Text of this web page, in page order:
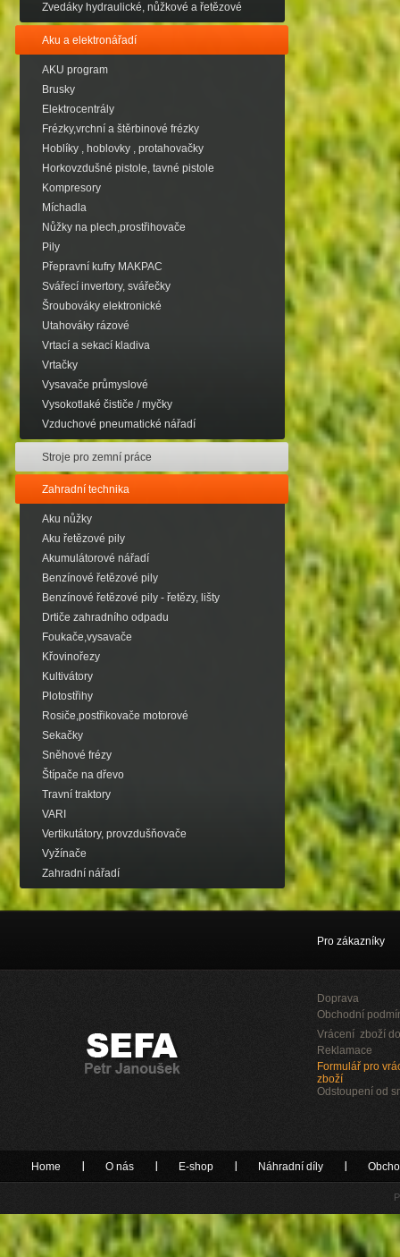
Zvedáky hydraulické, nůžkové a řetězové
Aku a elektronářadí
AKU program
Brusky
Elektrocentrály
Frézky,vrchní a štěrbinové frézky
Hoblíky , hoblovky , protahovačky
Horkovzdušné pistole, tavné pistole
Kompresory
Míchadla
Nůžky na plech,prostřihovače
Pily
Přepravní kufry MAKPAC
Svářecí invertory, svářečky
Šroubováky elektronické
Utahováky rázové
Vrtací a sekací kladiva
Vrtačky
Vysavače průmyslové
Vysokotlaké čističe / myčky
Vzduchové pneumatické nářadí
Stroje pro zemní práce
Zahradní technika
Aku nůžky
Aku řetězové pily
Akumulátorové nářadí
Benzínové řetězové pily
Benzínové řetězové pily - řetězy, lišty
Drtiče zahradního odpadu
Foukače,vysavače
Křovinořezy
Kultivátory
Plotostřihy
Rosiče,postřikovače motorové
Sekačky
Sněhové frézy
Štípače na dřevo
Travní traktory
VARI
Vertikutátory, provzdušňovače
Vyžínače
Zahradní nářadí
Pro zákazníky
Doprava
Obchodní
Vrácení zboží
Reklamace
Formulář pro
zboží
Odstoupení od
Home O nás E-shop Náhradní díly